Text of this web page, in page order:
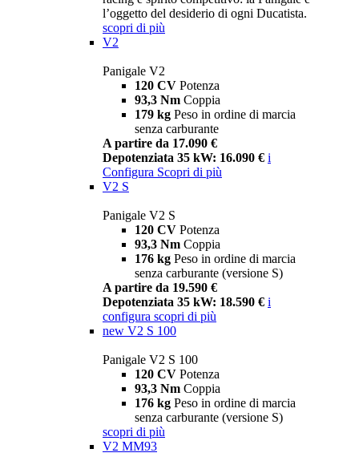
l’oggetto del desiderio di ogni Ducatista.
scopri di più
V2
Panigale V2
120 CV Potenza
93,3 Nm Coppia
179 kg Peso in ordine di marcia
senza carburante
A partire da 17.090 €
Depotenziata 35 kW: 16.090 € i
Configura Scopri di più
V2 S
Panigale V2 S
120 CV Potenza
93,3 Nm Coppia
176 kg Peso in ordine di marcia
senza carburante (versione S)
A partire da 19.590 €
Depotenziata 35 kW: 18.590 € i
configura scopri di più
new V2 S 100
Panigale V2 S 100
120 CV Potenza
93,3 Nm Coppia
176 kg Peso in ordine di marcia
senza carburante (versione S)
scopri di più
V2 MM93